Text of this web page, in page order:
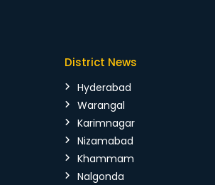
District News
Hyderabad
Warangal
Karimnagar
Nizamabad
Khammam
Nalgonda